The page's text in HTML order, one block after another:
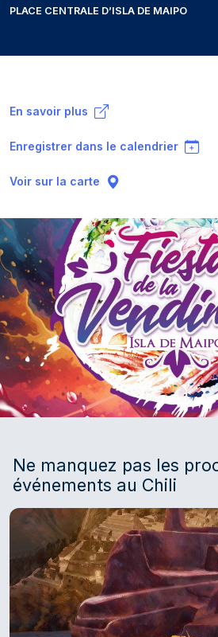
PLACE CENTRALE D’ISLA DE MAIPO
En savoir plus
Enregistrer dans le calendrier
Voir sur la carte
Ne manquez pas les
événements au Chili